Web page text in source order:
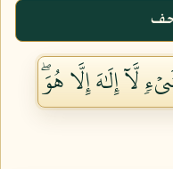
لَّآ إِلَٰهَ إِلَّا هُوَۖ